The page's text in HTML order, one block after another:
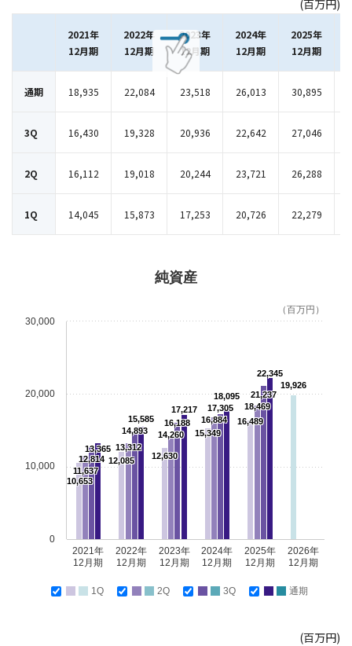
(百万円)
2021年
12月期
2022年
12月期
2023年
12月期
2024年
12月期
2025年
12月期
通期 18,935 22,084 23,518 26,013 30,895
3Q 16,430 19,328 20,936 22,642 27,046
2Q 16,112 19,018 20,244 23,721 26,288
1Q 14,045 15,873 17,253 20,726 22,279
純資産
2021年
12月期
2022年
12月期
2023年
12月期
2024年
12月期
2025年
12月期
2026年
12月期
0
10,000
20,000
30,000
（百万円）
10,653
12,085 12,630
15,349
16,489
19,926
11,637
13,312
14,260
16,884
18,469
12,814
14,893
16,188
17,305
21,237
13,365
15,585
17,217
18,095
22,345
1Q 2Q 3Q 通期
(百万円)